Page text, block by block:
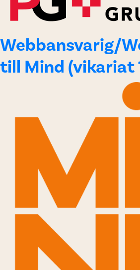
Webbansvarig/
till Mind (vikariat